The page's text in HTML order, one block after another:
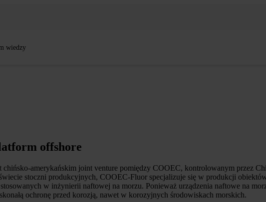
wiedzy
offshore
amerykańskim joint venture pomiędzy COOEC, kontrolowanym przez
stoczni produkcyjnych, COOEC-Fluor specjalizuje się w produkcji
w inżynierii naftowej na morzu. Ponieważ urządzenia naftowe na
ochronę przed korozją, nawet w korozyjnych środowiskach morskich.